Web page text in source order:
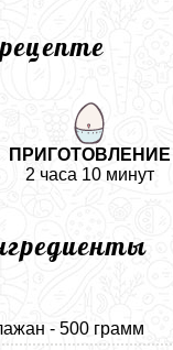
ПРИГОТОВЛЕНИЕ
2 часа 10 минут
- 500 грамм